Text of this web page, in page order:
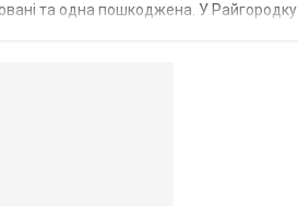
та одна пошкоджена. У Райгородку